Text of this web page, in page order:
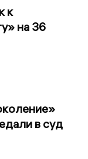
к
на 36
в суд